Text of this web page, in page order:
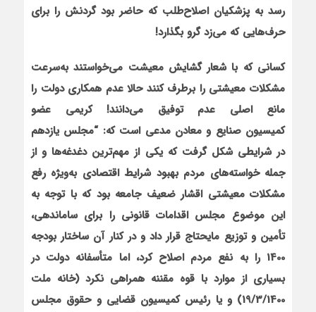
رسد به پزشکیان اصلاح‌طلب که حاضر بود گردنش را برای
حرف‌هایی که می‌زد گرو بگذارد!
کسانی که با شعار گشایش معیشت می‌خواستند به‌سرعت
مشکلات معیشتی را برطرف کنند حالا عدم همکاری دولت را
مانع اصلی عدم توفیق می‌دانند! کریمی عضو
کمیسیون صنایع و معادن مدعی است که: “مجلس یازدهم
در شرایطی شکل گرفت که یکی از مهم‌ترین دغدغه‌ها و از
جمله خواسته‌های مردم بهبود شرایط اقتصادی به‌ویژه رفع
مشکلات معیشتی اقشار ضعیف جامعه بود که با توجه به
این موضوع مجلس اقدامات قانونی را برای ساماندهی،
تأمین و توزیع مایحتاج قرار داد و در کنار آن ساختار بودجه
1400 را به نفع مردم اصلاح کرد، اما متأسفانه دولت در
بسیاری از موارد با قوه مقننه همراهی نکرد (خانه ملت
19/3/1400) و یا رئیس کمیسیون قضایی و حقوق مجلس